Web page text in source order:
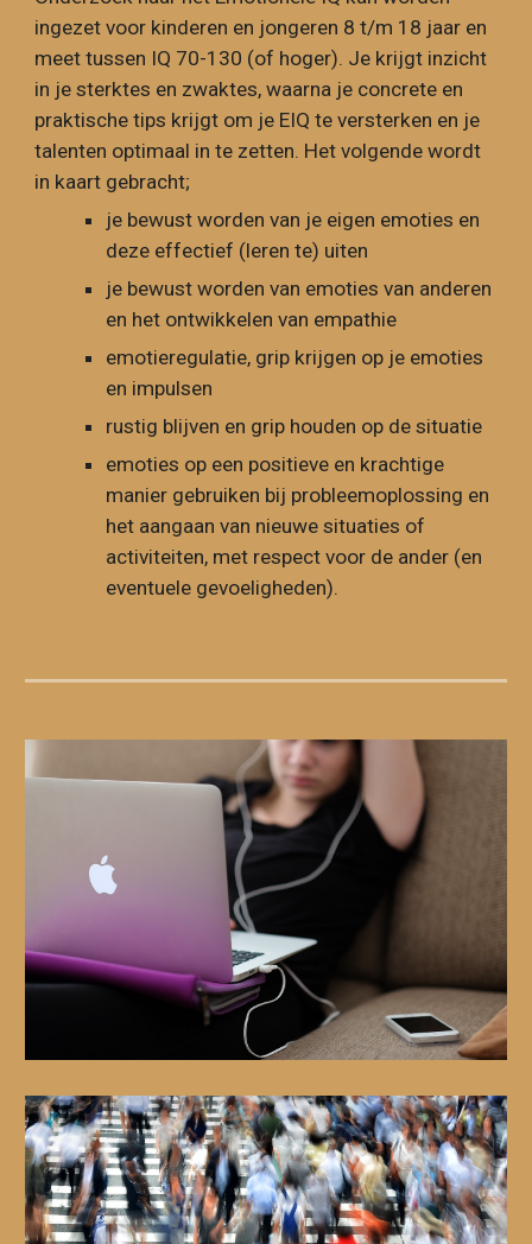
ingezet voor kinderen en jongeren 8 t/m 18 jaar en
meet tussen IQ 70-130 (of hoger). Je krijgt inzicht
in je sterktes en zwaktes, waarna je concrete en
praktische tips krijgt om je EIQ te versterken en je
talenten optimaal in te zetten. Het volgende wordt
in kaart gebracht;
je bewust worden van je eigen emoties en
deze effectief (leren te) uiten
je bewust worden van emoties van anderen
en het ontwikkelen van empathie
emotieregulatie, grip krijgen op je emoties
en impulsen
rustig blijven en grip houden op de situatie
emoties op een positieve en krachtige
manier gebruiken bij probleemoplossing en
het aangaan van nieuwe situaties of
activiteiten, met respect voor de ander (en
eventuele gevoeligheden).